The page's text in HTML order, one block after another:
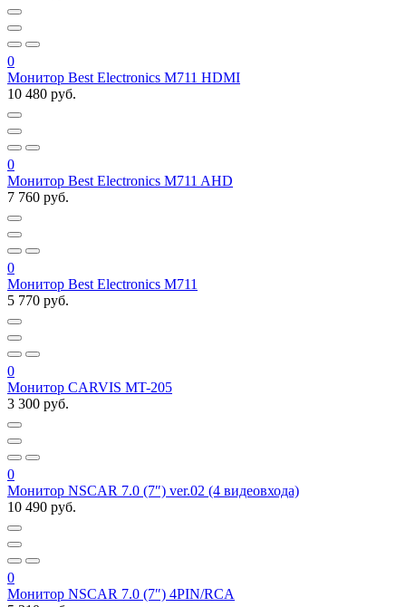
0
Монитор Best Electronics М711 HDMI
10 480 руб.
0
Монитор Best Electronics M711 AHD
7 760 руб.
0
Монитор Best Electronics M711
5 770 руб.
0
Монитор CARVIS MT-205
3 300 руб.
0
Монитор NSCAR 7.0 (7″) ver.02 (4 видеовхода)
10 490 руб.
0
Монитор NSCAR 7.0 (7″) 4PIN/RCA